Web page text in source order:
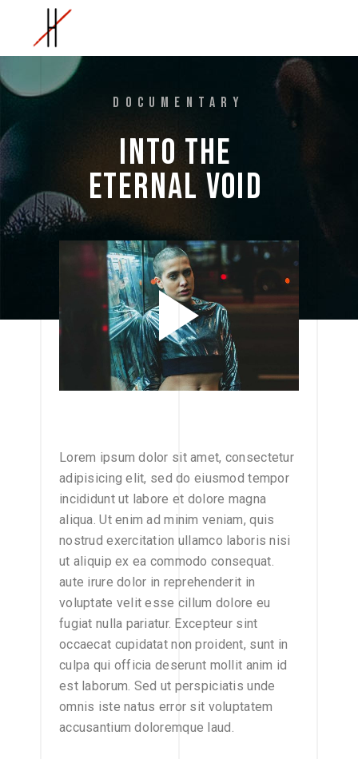
DOCUMENTARY
INTO THE
ETERNAL VOID
Lorem ipsum dolor sit amet, consectetur
adipisicing elit, sed do eiusmod tempor
incididunt ut labore et dolore magna
aliqua. Ut enim ad minim veniam, quis
nostrud exercitation ullamco laboris nisi
ut aliquip ex ea commodo consequat.
aute irure dolor in reprehenderit in
voluptate velit esse cillum dolore eu
fugiat nulla pariatur. Excepteur sint
occaecat cupidatat non proident, sunt in
culpa qui officia deserunt mollit anim id
est laborum. Sed ut perspiciatis unde
omnis iste natus error sit voluptatem
accusantium doloremque laud.